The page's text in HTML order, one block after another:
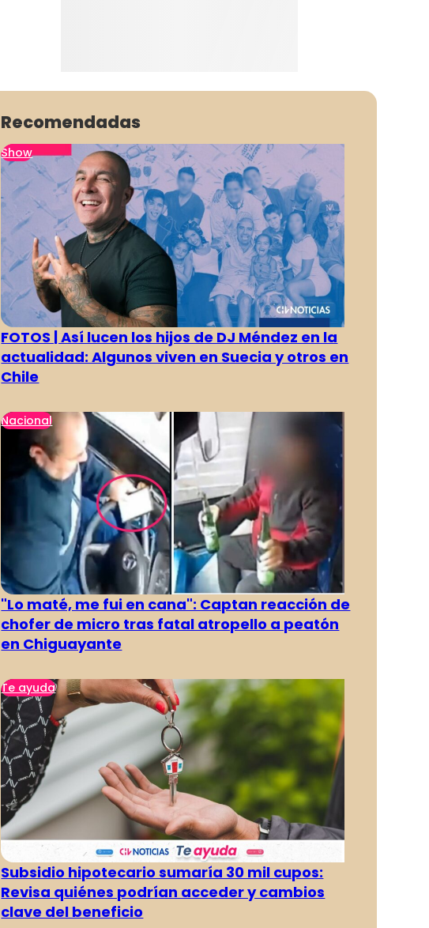
Recomendadas
Show
FOTOS | Así lucen los hijos de DJ Méndez en la
actualidad: Algunos viven en Suecia y otros en
Chile
Nacional
"Lo maté, me fui en cana": Captan reacción de
chofer de micro tras fatal atropello a peatón
en Chiguayante
Te ayuda
Subsidio hipotecario sumaría 30 mil cupos:
Revisa quiénes podrían acceder y cambios
clave del beneficio